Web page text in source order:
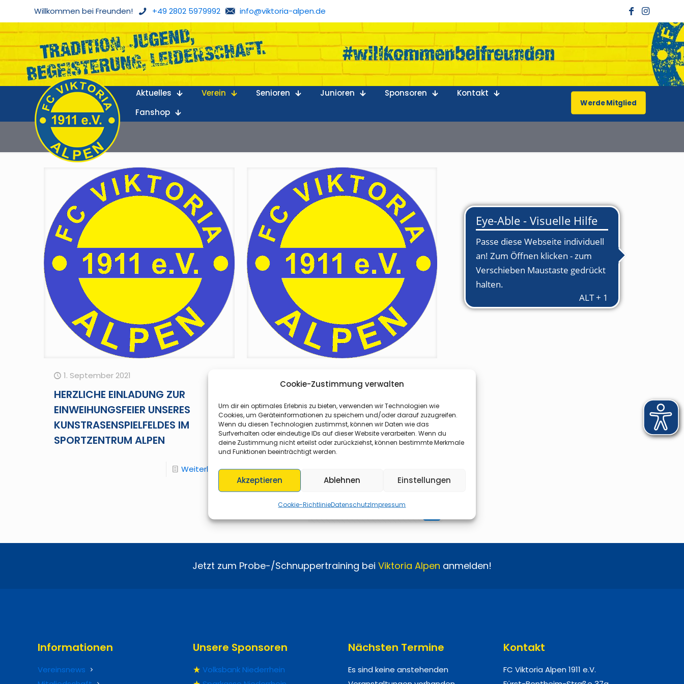
Cookie-Zustimmung verwalten
Um dir ein optimales Erlebnis zu bieten, verwenden wir Technologien wie
Cookies, um Geräteinformationen zu speichern und/oder darauf zuzugreifen.
Wenn du diesen Technologien zustimmst, können wir Daten wie das
Surfverhalten oder eindeutige IDs auf dieser Website verarbeiten. Wenn du
deine Zustimmung nicht erteilst oder zurückziehst, können bestimmte Merkmale
und Funktionen beeinträchtigt werden.
Akzeptieren Ablehnen Einstellungen
Cookie-RichtlinieDatenschutzImpressum
Willkommen bei Freunden! +49 2802 5979992 info@viktoria-alpen.de
Aktuelles Verein Senioren Junioren Sponsoren
Kontakt
Fanshop
Werde Mitglied
1. September 2021
HERZLICHE EINLADUNG ZUR
EINWEIHUNGSFEIER UNSERES
KUNSTRASENSPIELFELDES IM
SPORTZENTRUM ALPEN
Weiterlesen
ALPEN 27.03.2021
Weiterlesen
Vorherige Seite 1 2 3 4 5
Jetzt zum Probe-/Schnuppertraining bei Viktoria Alpen anmelden!
Informationen
Vereinsnews
Unsere Sponsoren
Volksbank Niederrhein
Nächsten Termine
Es sind keine anstehenden
Kontakt
FC Viktoria Alpen 1911 e.V.